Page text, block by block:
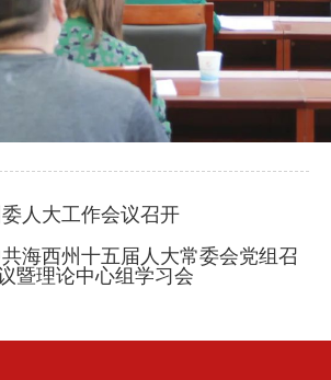
人大工作会议召开
海西州十五届人大常委会党组召
暨理论中心组学习会